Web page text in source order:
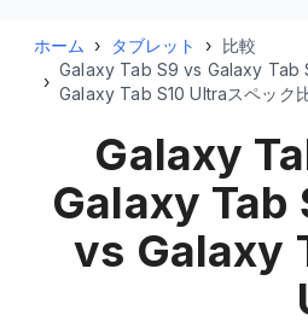
ホーム › タブレット › 比較
›
Galaxy Tab S9 vs Galaxy Tab
Galaxy Tab S10 Ultraスペック
Galaxy
Galaxy Tab
vs Galaxy